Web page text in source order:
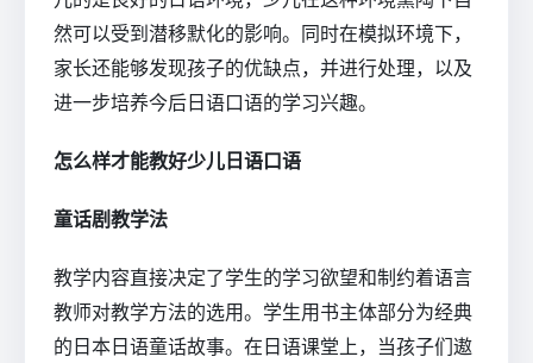
然可以受到潜移默化的影响。同时在模拟环境下，
家长还能够发现孩子的优缺点，并进行处理，以及
进一步培养今后日语口语的学习兴趣。
怎么样才能教好少儿日语口语
童话剧教学法
教学内容直接决定了学生的学习欲望和制约着语言
教师对教学方法的选用。学生用书主体部分为经典
的日本日语童话故事。在日语课堂上，当孩子们遨